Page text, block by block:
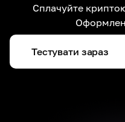
Сплачуйте криптою
Тестувати зараз